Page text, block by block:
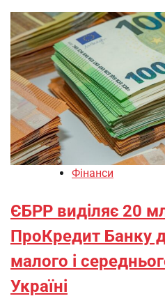
Фінанси
ЄБРР виділяє 20
ПроКредит Банку
малого і
Україні